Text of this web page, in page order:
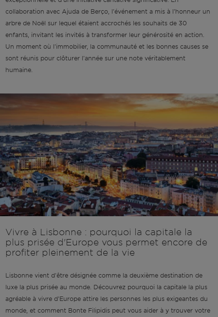
collaboration avec Ajuda de Berço, l'événement a mis à l'honneur un
arbre de Noël sur lequel étaient accrochés les souhaits de 30
enfants, invitant les invités à transformer leur générosité en action.
Un moment où l'immobilier, la communauté et les bonnes causes se
sont réunis pour clôturer l'année sur une note véritablement
humaine.
Vivre à Lisbonne : pourquoi la capitale la
plus prisée d'Europe vous permet encore de
profiter pleinement de la vie
Lisbonne vient d'être désignée comme la deuxième destination de
luxe la plus prisée au monde. Découvrez pourquoi la capitale la plus
agréable à vivre d'Europe attire les personnes les plus exigeantes du
monde, et comment Bonte Filipidis peut vous aider à y trouver votre